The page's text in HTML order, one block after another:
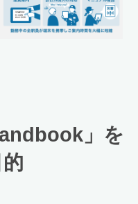
」を